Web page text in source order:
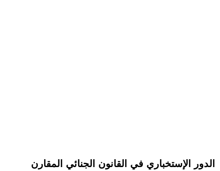
الدور الإستخباري في القانون الجنائي المقارن